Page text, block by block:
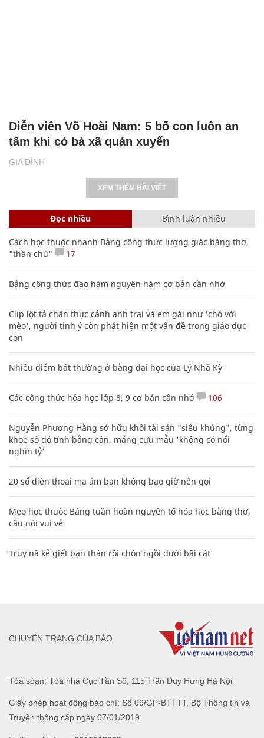
GIA ĐÌNH
Diễn viên Võ Hoài Nam: 5 bố con luôn an
tâm khi có bà xã quán xuyến
XEM THÊM BÀI VIẾT
Đọc nhiều Bình luận nhiều
Cách học thuộc nhanh Bảng công thức lượng giác bằng thơ,
"thần chú"
17
Bảng công thức đạo hàm nguyên hàm cơ bản cần nhớ
Clip lột tả chân thực cảnh anh trai và em gái như 'chó với
mèo', người tinh ý còn phát hiện một vấn đề trong giáo dục
con
Nhiều điểm bất thường ở bằng đại học của Lý Nhã Kỳ
Các công thức hóa học lớp 8, 9 cơ bản cần nhớ 106
Nguyễn Phương Hằng sở hữu khối tài sản "siêu khủng", từng
khoe sổ đỏ tính bằng cân, mắng cựu mẫu 'không có nổi
nghìn tỷ'
20 số điện thoại ma ám bạn không bao giờ nên gọi
Mẹo học thuộc Bảng tuần hoàn nguyên tố hóa học bằng thơ,
câu nói vui vẻ
Truy nã kẻ giết bạn thân rồi chôn ngồi dưới bãi cát
Tòa soạn: Tòa nhà Cục Tần Số, 115 Trần Duy Hưng Hà Nội
Giấy phép hoạt động báo chí: Số 09/GP-BTTTT, Bộ Thông tin và
Truyền thông cấp ngày 07/01/2019.
CHUYÊN TRANG CỦA BÁO